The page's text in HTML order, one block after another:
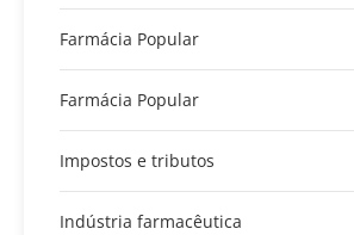
Farmácia Popular
Farmácia Popular
Impostos e tributos
Indústria farmacêutica